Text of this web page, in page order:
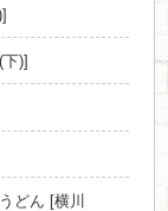
)]
どん [横川